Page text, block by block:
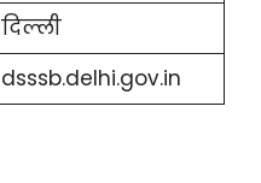
दिल्ली
dsssb.delhi.gov.in